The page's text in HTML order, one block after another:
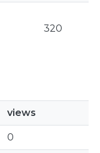
320
views
0